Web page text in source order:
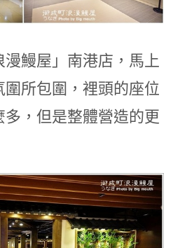
鰻屋」南港店，馬上
所包圍，裡頭的座位
，但是整體營造的更